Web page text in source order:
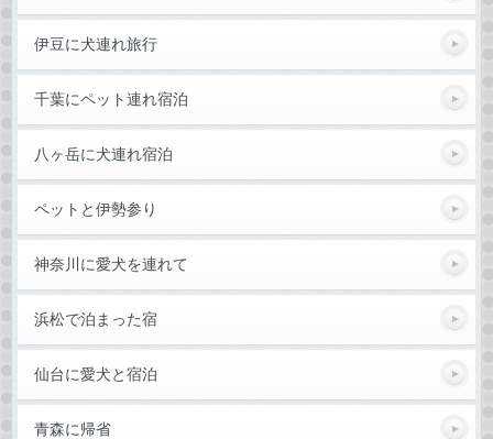
伊豆に犬連れ旅行
千葉にペット連れ宿泊
八ヶ岳に犬連れ宿泊
ペットと伊勢参り
神奈川に愛犬を連れて
浜松で泊まった宿
仙台に愛犬と宿泊
青森に帰省